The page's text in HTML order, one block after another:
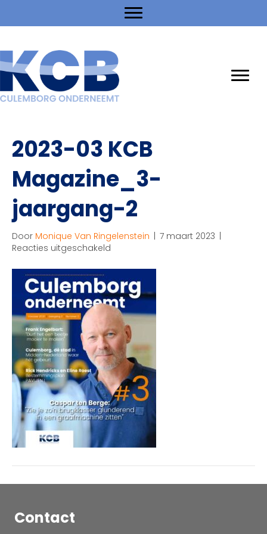
2023-03 KCB
Magazine_3-
jaargang-2
Door Monique Van Ringelenstein | 7 maart 2023 |
Reacties uitgeschakeld
03
KCB
Magazine_3-
jaargang-
2
Contact